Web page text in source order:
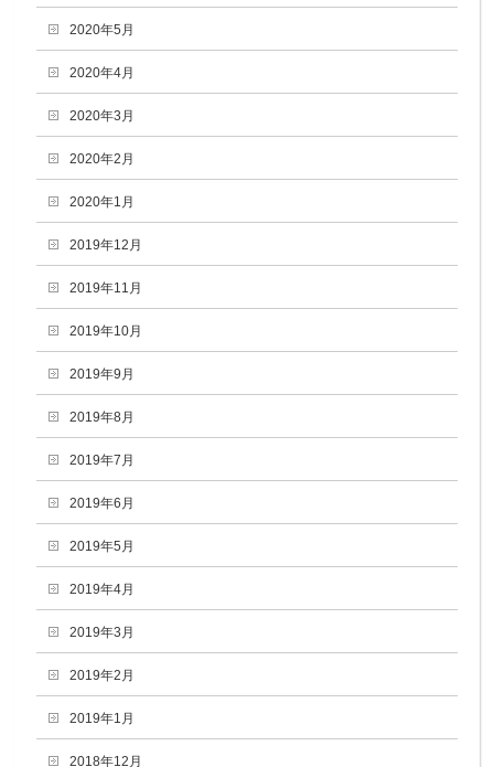
2020年5月
2020年4月
2020年3月
2020年2月
2020年1月
2019年12月
2019年11月
2019年10月
2019年9月
2019年8月
2019年7月
2019年6月
2019年5月
2019年4月
2019年3月
2019年2月
2019年1月
2018年12月